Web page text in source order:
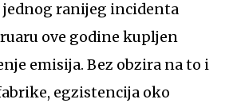
jednog ranijeg incidenta
ove godine kupljen
emisija. Bez obzira na to i
egzistencija oko